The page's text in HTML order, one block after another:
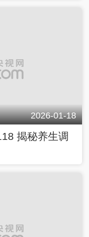
2026-01-18
揭秘养生调